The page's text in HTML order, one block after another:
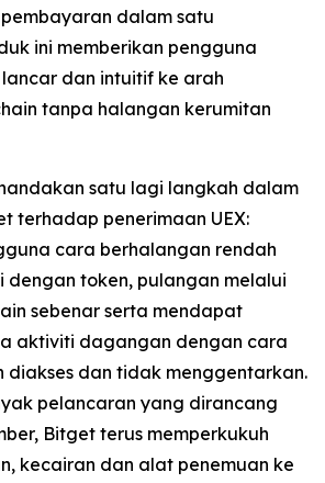
dalam satu
ini memberikan pengguna
dan intuitif ke arah
tanpa halangan kerumitan
satu lagi langkah dalam
terhadap penerimaan UEX:
cara berhalangan rendah
dengan token, pulangan melalui
sebenar serta mendapat
aktiviti dagangan dengan cara
diakses dan tidak menggentarkan.
pelancaran yang dirancang
Bitget terus memperkukuh
kecairan dan alat penemuan ke